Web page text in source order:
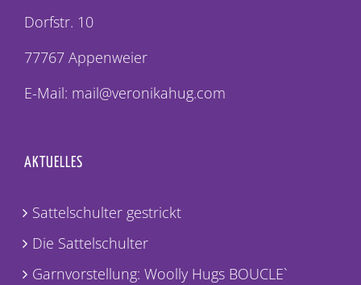
Dorfstr. 10
77767 Appenweier
E-Mail: mail@veronikahug.com
AKTUELLES
Sattelschulter gestrickt
Die Sattelschulter
Garnvorstellung: Woolly Hugs BOUCLE`